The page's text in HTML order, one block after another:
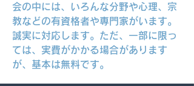
会の中には、いろんな分野や心理、宗
教などの有資格者や専門家がいます。
誠実に対応します。ただ、一部に限っ
ては、実費がかかる場合があります
が、基本は無料です。